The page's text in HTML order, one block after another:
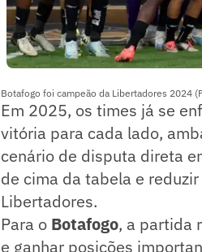
Botafogo foi campeão da Libertadores 2024
Em 2025, os times já se
vitória para cada lado,
cenário de disputa direta
de cima da tabela e
Libertadores.
Para o Botafogo, a partida
e ganhar posições